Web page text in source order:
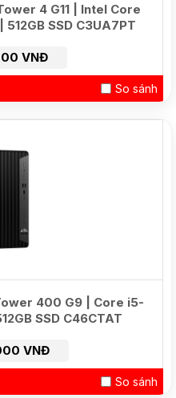
4 G11 | Intel Core
SSD C3UA7PT
VNĐ
So sánh
400 G9 | Core i5-
SSD C46CTAT
VNĐ
So sánh